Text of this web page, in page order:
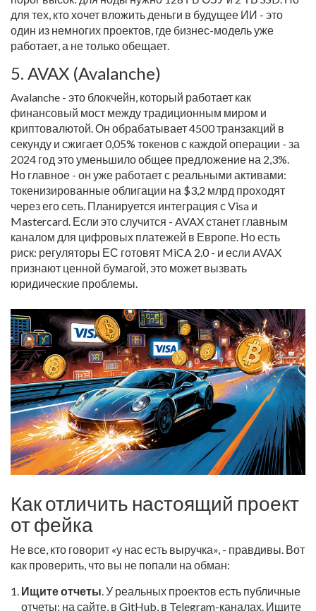
для тех, кто хочет вложить деньги в будущее ИИ - это
один из немногих проектов, где бизнес-модель уже
работает, а не только обещает.
5. AVAX (Avalanche)
Avalanche - это блокчейн, который работает как
финансовый мост между традиционным миром и
криптовалютой. Он обрабатывает 4500 транзакций в
секунду и сжигает 0,05% токенов с каждой операции - за
2024 год это уменьшило общее предложение на 2,3%.
Но главное - он уже работает с реальными активами:
токенизированные облигации на $3,2 млрд проходят
через его сеть. Планируется интеграция с Visa и
Mastercard. Если это случится - AVAX станет главным
каналом для цифровых платежей в Европе. Но есть
риск: регуляторы ЕС готовят MiCA 2.0 - и если AVAX
признают ценной бумагой, это может вызвать
юридические проблемы.
Как отличить настоящий проект
от фейка
Не все, кто говорит «у нас есть выручка», - правдивы. Вот
как проверить, что вы не попали на обман:
Ищите отчеты . У реальных проектов есть публичные
отчеты: на сайте, в GitHub, в Telegram-каналах. Ищите